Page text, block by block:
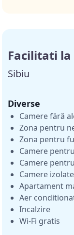
Facilitati
Sibiu
Diverse
Camere fără
Zona pentru
Zona pentru
Camere
Camere
Camere
Apartament
Aer
Incalzire
Wi-Fi gratis